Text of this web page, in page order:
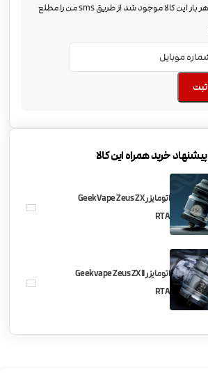
هر بار این کالا موجود شد از طریق sms من را مطلع
ثبت
پیشنهاد خرید همراه این کالا
اتومایزر GeekVape Zeus Z X
RTA
اتومایزر Geekvape Zeus ZX II
RTA